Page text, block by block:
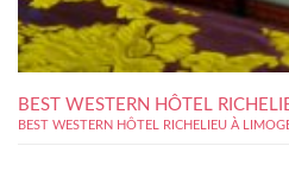
BEST WESTERN HÔTEL
BEST WESTERN HÔTEL RICHELIEU À